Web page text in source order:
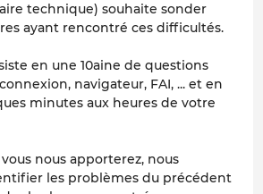
technique) souhaite sonder
ayant rencontré ces difficultés.
en une 10aine de questions
navigateur, FAI, ... et en
minutes aux heures de votre
nous apporterez, nous
les problèmes du précédent